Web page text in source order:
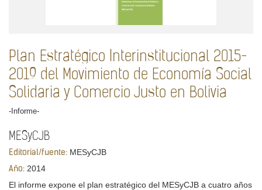
Plan Estratégico Interinstitucional 2015-
2019 del Movimiento de Economía Social
Solidaria y Comercio Justo en Bolivia
-Informe-
MESyCJB
Editorial/fuente: MESyCJB
Año: 2014
El informe expone el plan estratégico del MESyCJB a cuatro años